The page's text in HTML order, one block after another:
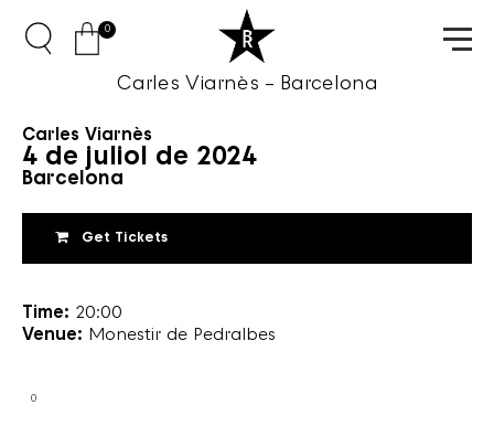
Carles Viarnès – Barcelona
0
Carles Viarnès
4 de juliol de 2024
Barcelona
Get Tickets
Time: 20:00
Venue: Monestir de Pedralbes
0